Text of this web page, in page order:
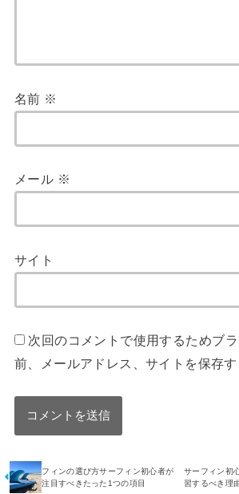
名前 ※
メール ※
サイト
次回のコメントで使用するためブ
前、メールアドレス、サイトを保存す
フィンの選び方サーフィン初心者が
注目すべきたった1つの項目
サーフィン初
習するべき理